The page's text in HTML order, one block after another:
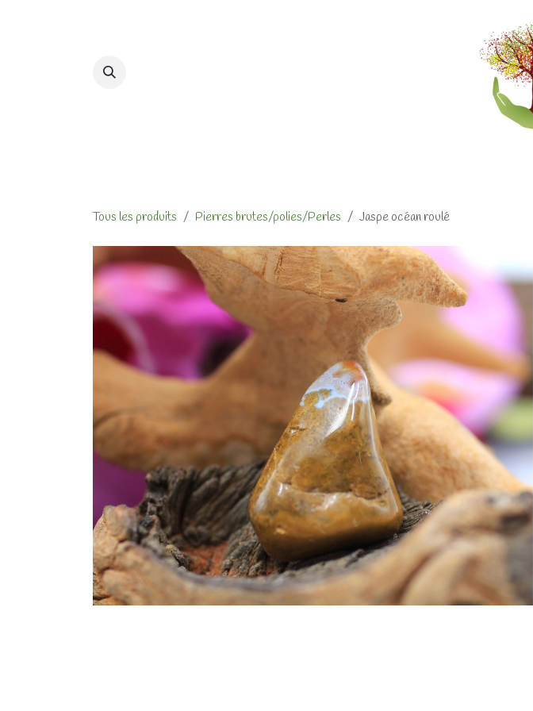
Tous les produits Pierres brutes/polies/Perles Jaspe océan roulé